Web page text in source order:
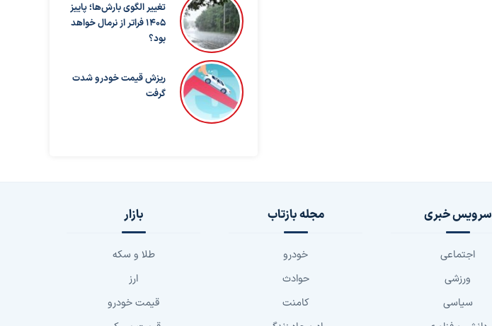
تغییر الگوی بارش‌ها؛ پاییز
۱۴۰۵ فراتر از نرمال خواهد
بود؟
ریزش قیمت خودرو شدت
گرفت
سرویس خبری
اجتماعی
ورزشی
سیاسی
مجله بازتاب
خودرو
حوادث
کامنت
بازار
طلا و سکه
ارز
قیمت خودرو